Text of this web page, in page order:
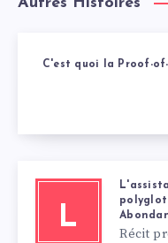
C'est quoi la Proof-
L Récit